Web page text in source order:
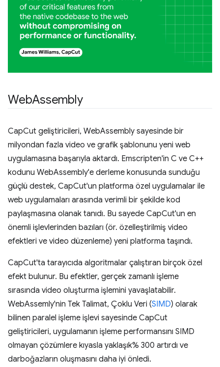
WebAssembly
CapCut geliştiricileri, WebAssembly sayesinde bir
milyondan fazla video ve grafik şablonunu yeni web
uygulamasına başarıyla aktardı. Emscripten'in C ve C++
kodunu WebAssembly'e derleme konusunda sunduğu
güçlü destek, CapCut'un platforma özel uygulamalar ile
web uygulamaları arasında verimli bir şekilde kod
paylaşmasına olanak tanıdı. Bu sayede CapCut'un en
önemli işlevlerinden bazıları (ör. özelleştirilmiş video
efektleri ve video düzenleme) yeni platforma taşındı.
CapCut'ta tarayıcıda algoritmalar çalıştıran birçok özel
efekt bulunur. Bu efektler, gerçek zamanlı işleme
sırasında video oluşturma işlemini yavaşlatabilir.
WebAssemly'nin Tek Talimat, Çoklu Veri (SIMD) olarak
bilinen paralel işleme işlevi sayesinde CapCut
geliştiricileri, uygulamanın işleme performansını SIMD
olmayan çözümlere kıyasla yaklaşık% 300 artırdı ve
darboğazların oluşmasını daha iyi önledi.